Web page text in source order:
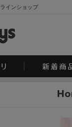
インショップ